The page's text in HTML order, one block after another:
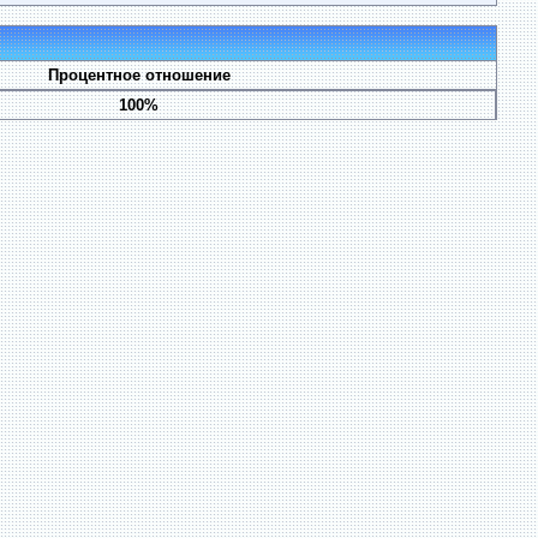
Процентное отношение
100%